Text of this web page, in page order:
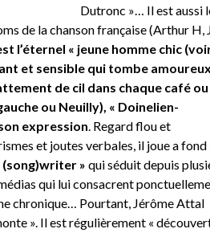
Dutronc »… Il est aussi
de la chanson française (Arthur H,
l’éternel « jeune homme chic
et sensible qui tombe amoureux
de cil dans chaque café ou
ou Neuilly), « Doinelien-
expression. Regard flou et
et joutes verbales, il joue a fond
(song)writer » qui séduit depuis
qui lui consacrent
chronique… Pourtant, Jérôme Attal
». Il est régulièrement «